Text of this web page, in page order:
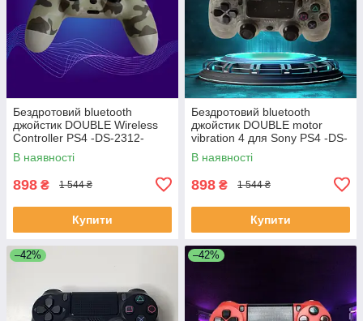
Бездротовий bluetooth
джойстик DOUBLE Wireless
Controller PS4 -DS-2312-
Khaki. Хакі
В наявності
898 ₴ 1 544 ₴
Купити
Бездротовий bluetooth
джойстик DOUBLE motor
vibration 4 для Sony PS4 -DS-
2312-CWhite
В наявності
898 ₴ 1 544 ₴
Купити
–42% –42%